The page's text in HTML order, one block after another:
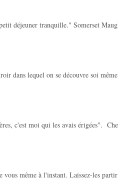
déjeuner tranquille." Somerset
dans lequel on se découvre soi
c'est moi qui les avais érigées".
même à l'instant. Laissez-les